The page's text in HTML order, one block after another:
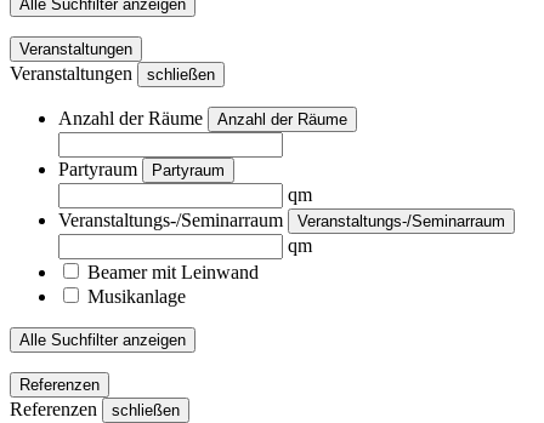
Alle Suchfilter anzeigen
Veranstaltungen
Veranstaltungen schließen
Anzahl der Räume Anzahl der Räume
Partyraum Partyraum
qm
Veranstaltungs-/Seminarraum
Veranstaltungs-/Seminarraum
qm
Beamer mit Leinwand
Musikanlage
Alle Suchfilter anzeigen
Referenzen
Referenzen schließen